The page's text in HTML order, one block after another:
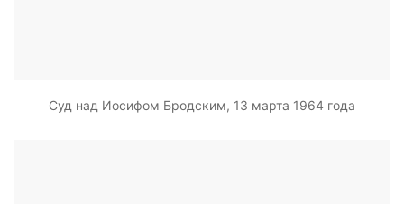
Суд над Иосифом Бродским, 13 марта 1964 года